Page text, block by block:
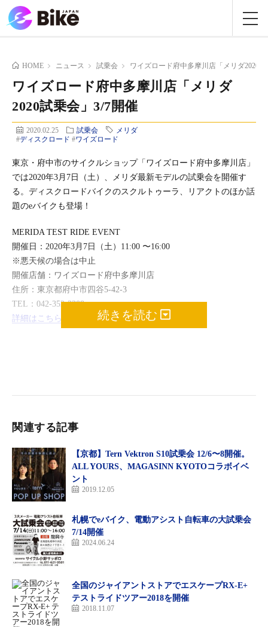
HOME ニュース 試乗会 ワイズロード府中多摩川店「メリダ2020
ワイズロード府中多摩川店「メリダ
2020試乗会」3/7開催
2020.02.25 試乗会 メリダ
#ディスクロード #ワイズロード
東京・府中市のサイクルショップ「ワイズロード府中多摩川店」
では2020年3月7日（土）、メリダ最新モデルの試乗会を開催す
る。ディスクロードバイクのスクルトゥーラ、リアクトのほか話
題のeバイクも登場！
MERIDA TEST RIDE EVENT
開催日：2020年3月7日（土）11:00 〜16:00
※悪天候の場合は中止
開催店舗：ワイズロード府中多摩川店
住所：東京都府中市四谷5-42-3
TEL：042-352-3308
詳細はこちら
続きを読む
関連する記事
【京都】Tern Vektron S10試乗会 12/6〜8開催。
ALL YOURS、MAGASINN KYOTOコラボイベ
ント
2019.12.05
札幌でeバイク、電動アシスト自転車の大試乗会
7/14開催
2024.06.24
全国のジャイアントストアでエスケープRX-E+
テストライドツアー2018を開催
2018.11.07